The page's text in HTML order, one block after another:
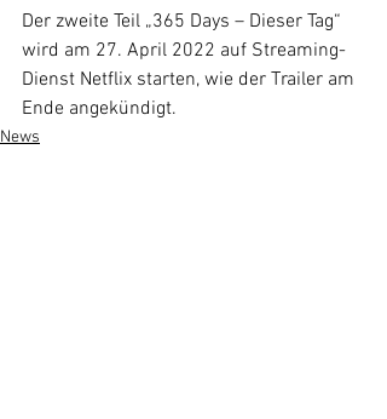
Der zweite Teil „365 Days – Dieser Tag“
wird am 27. April 2022 auf Streaming-
Dienst Netflix starten, wie der Trailer am
Ende angekündigt.
News